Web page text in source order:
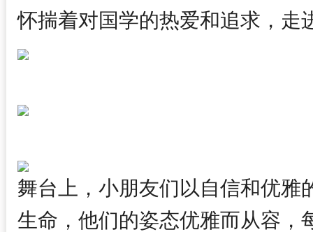
怀揣着对国学的热爱和追求，走
舞台上，小朋友们以自信和优雅
生命，他们的姿态优雅而从容，